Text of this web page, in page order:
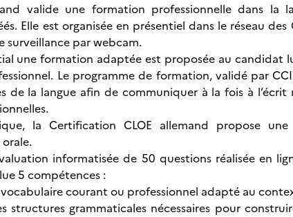
valide une formation professionnelle dans la
Elle est organisée en présentiel dans le réseau
surveillance par webcam.
une formation adaptée est proposée au candidat
Le programme de formation, validé par
de la langue afin de communiquer à la fois à
la Certification CLOE allemand propose
informatisée de 50 questions réalisée en
5 compétences :
courant ou professionnel adapté au
structures grammaticales nécessaires pour